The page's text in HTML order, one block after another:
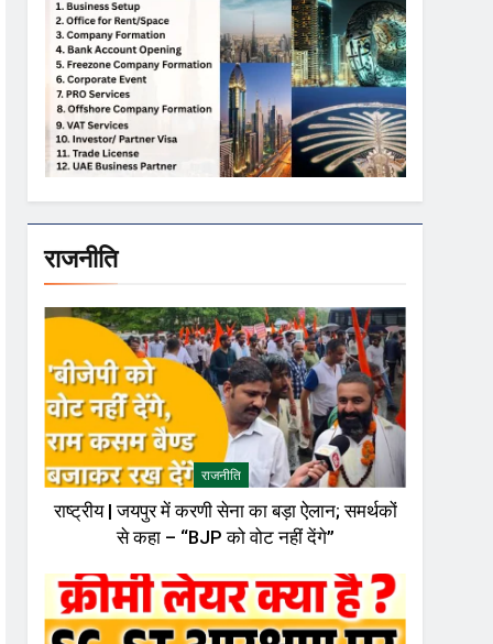
राजनीति
राजनीति
राष्ट्रीय | जयपुर में करणी सेना का बड़ा ऐलान; समर्थकों
से कहा – “BJP को वोट नहीं देंगे”